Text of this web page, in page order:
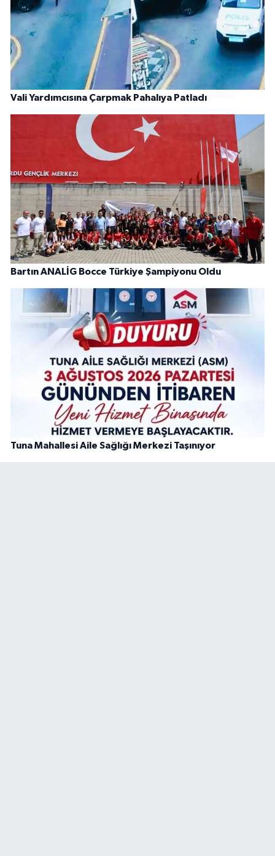
Vali Yardımcısına Çarpmak Pahalıya Patladı
Bartın ANALİG Bocce Türkiye Şampiyonu Oldu
Tuna Mahallesi Aile Sağlığı Merkezi Taşınıyor